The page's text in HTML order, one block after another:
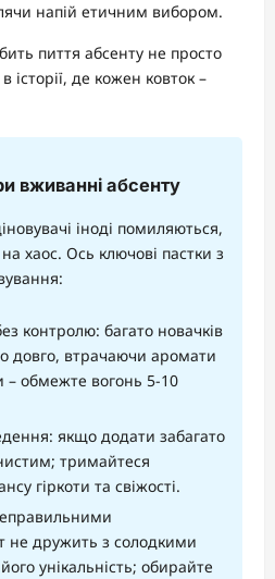
напій етичним вибором.
пиття абсенту не просто
де кожен ковток –
вживанні абсенту
іноді помиляються,
хаос. Ось ключові пастки з
контролю: багато новачків
довго, втрачаючи аромати
– обмежте вогонь 5-10
якщо додати забагато
тримайтеся
гіркоти та свіжості.
не дружить з солодкими
унікальність; обирайте